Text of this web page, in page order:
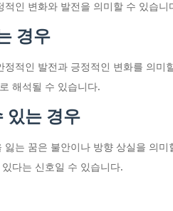
적인 변화와 발전을 의미할 수 있습니
경우
정적인 발전과 긍정적인 변화를 의미
해석될 수 있습니다.
있는 경우
잃는 꿈은 불안이나 방향 상실을 의
다는 신호일 수 있습니다.